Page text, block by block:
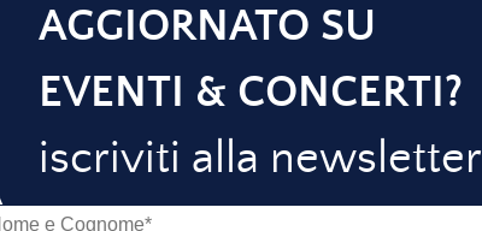
AGGIORNATO SU
EVENTI & CONCERTI?
iscriviti alla newsletter